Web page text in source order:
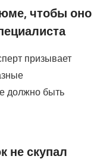
чтобы оно
призывает
должно быть
не скупал